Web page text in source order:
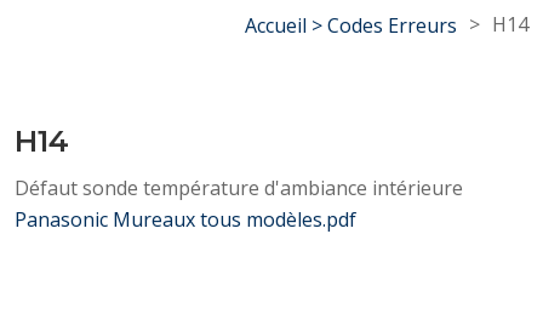
Accueil >Codes Erreurs > H14
H14
Défaut sonde température d'ambiance intérieure
Panasonic Mureaux tous modèles.pdf